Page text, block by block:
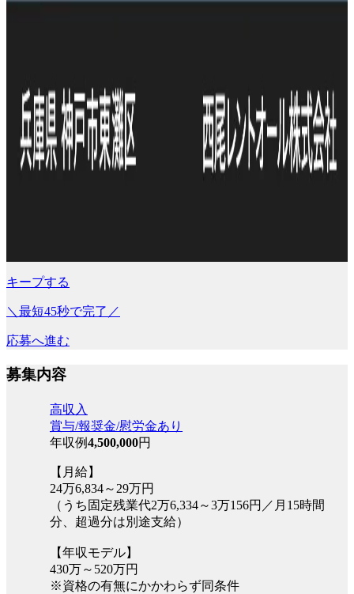
キープする
＼最短45秒で完了／
応募へ進む
募集内容
高収入
賞与/報奨金/慰労金あり
年収例4,500,000円
【月給】
24万6,834～29万円
（うち固定残業代2万6,334～3万156円／月15時間
分、超過分は別途支給）
【年収モデル】
430万～520万円
※資格の有無にかかわらず同条件